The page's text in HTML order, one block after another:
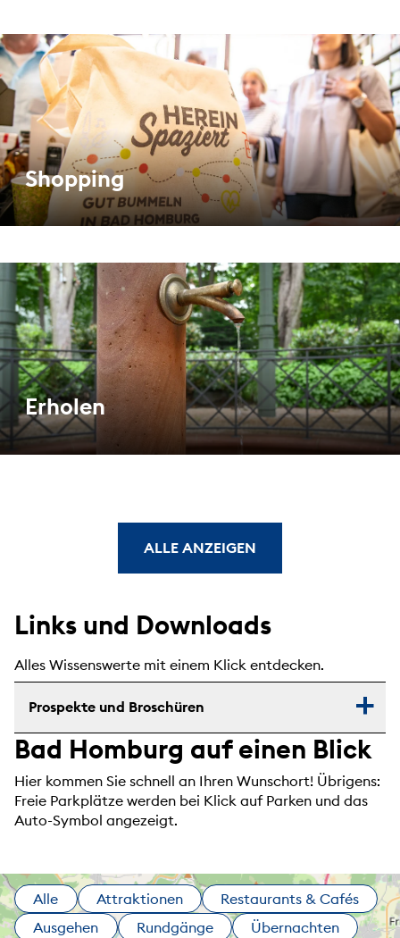
Shopping
Erholen
ALLE ANZEIGEN
Links und Downloads
Alles Wissenswerte mit einem Klick entdecken.
Prospekte und Broschüren
Bad Homburg auf einen Blick
Hier kommen Sie schnell an Ihren Wunschort! Übrigens:
Freie Parkplätze werden bei Klick auf Parken und das
Auto-Symbol angezeigt.
Alle Attraktionen
Restaurants & Cafés
Ausgehen
Rundgänge
Übernachten